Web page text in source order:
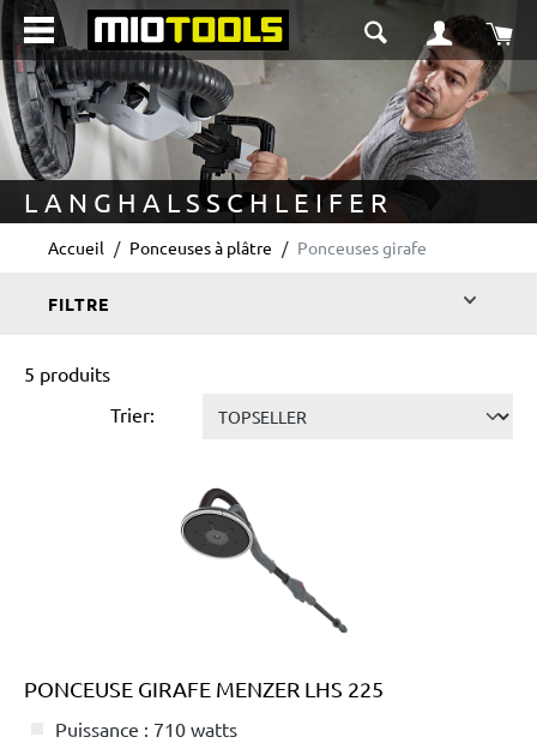
principal
LANGHALSSCHLEIFER
Accueil Ponceuses à plâtre Ponceuses girafe
FILTRE
5 produits
Trier:
PONCEUSE GIRAFE MENZER LHS 225
Puissance : 710 watts